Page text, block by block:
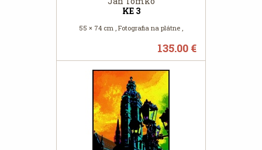
KE 3
55 × 74 cm , Fotografia na plátne ,
135.00 €